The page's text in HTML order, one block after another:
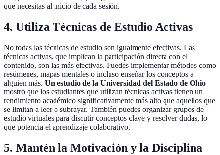
que necesitas al inicio de cada sesión.
4. Utiliza Técnicas de Estudio Activas
No todas las técnicas de estudio son igualmente efectivas. Las
técnicas activas, que implican la participación directa con el
contenido, son las más efectivas. Puedes implementar métodos como
resúmenes, mapas mentales o incluso enseñar los conceptos a
alguien más. Un estudio de la Universidad del Estado de Ohio
mostró que los estudiantes que utilizan técnicas activas tienen un
rendimiento académico significativamente más alto que aquellos que
se limitan a leer o subrayar. También puedes organizar grupos de
estudio virtuales para discutir conceptos clave y resolver dudas, lo
que potencia el aprendizaje colaborativo.
5. Mantén la Motivación y la Disciplina